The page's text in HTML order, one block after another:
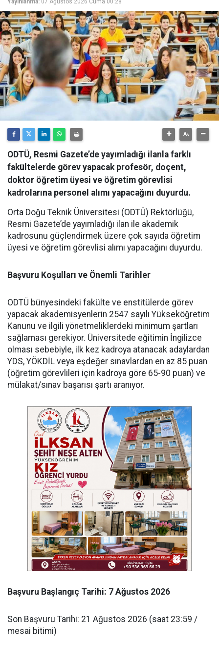
Yayınlanma: 07 Ağustos 2026 Cuma 00:28
ODTÜ, Resmi Gazete’de yayımladığı ilanla farklı
fakültelerde görev yapacak profesör, doçent,
doktor öğretim üyesi ve öğretim görevlisi
kadrolarına personel alımı yapacağını duyurdu.
Orta Doğu Teknik Üniversitesi (ODTÜ) Rektörlüğü,
Resmi Gazete’de yayımladığı ilan ile akademik
kadrosunu güçlendirmek üzere çok sayıda öğretim
üyesi ve öğretim görevlisi alımı yapacağını duyurdu.
Başvuru Koşulları ve Önemli Tarihler
​ODTÜ bünyesindeki fakülte ve enstitülerde görev
yapacak akademisyenlerin 2547 sayılı Yükseköğretim
Kanunu ve ilgili yönetmeliklerdeki minimum şartları
sağlaması gerekiyor. Üniversitede eğitimin İngilizce
olması sebebiyle, ilk kez kadroya atanacak adaylardan
YDS, YÖKDİL veya eşdeğer sınavlardan en az 85 puan
(öğretim görevlileri için kadroya göre 65-90 puan) ve
mülakat/sınav başarısı şartı aranıyor.
​Başvuru Başlangıç Tarihi: 7 Ağustos 2026
​Son Başvuru Tarihi: 21 Ağustos 2026 (saat 23:59 /
mesai bitimi)